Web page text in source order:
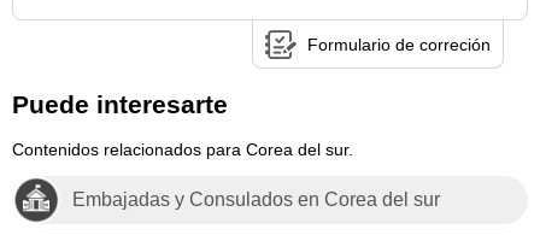
Formulario de correción
Puede interesarte
Contenidos relacionados para Corea del sur.
Embajadas y Consulados en Corea del sur